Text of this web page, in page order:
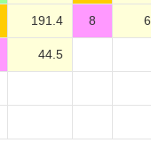
191.4 8
44.5